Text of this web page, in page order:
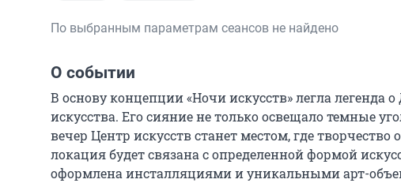
По выбранным параметрам сеансов не найдено
О событии
В основу концепции «Ночи искусств» легла легенда
искусства. Его сияние не только освещало темные
вечер Центр искусств станет местом, где
локация будет связана с определенной формой
оформлена инсталляциями и уникальными арт-